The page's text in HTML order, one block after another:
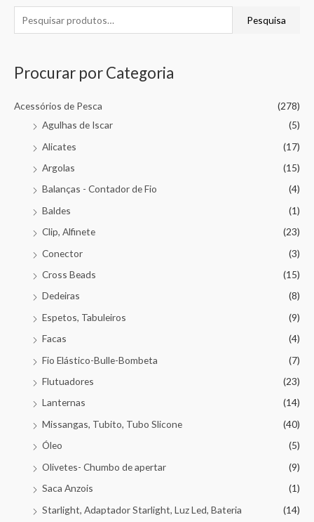
Pesquisa
Procurar por Categoria
Acessórios de Pesca
(278)
Agulhas de Iscar
(5)
Alicates
(17)
Argolas
(15)
Balanças - Contador de Fio
(4)
Baldes
(1)
Clip, Alfinete
(23)
Conector
(3)
Cross Beads
(15)
Dedeiras
(8)
Espetos, Tabuleiros
(9)
Facas
(4)
Fio Elástico-Bulle-Bombeta
(7)
Flutuadores
(23)
Lanternas
(14)
Missangas, Tubito, Tubo Slicone
(40)
Óleo
(5)
Olivetes- Chumbo de apertar
(9)
Saca Anzois
(1)
Starlight, Adaptador Starlight, Luz Led, Bateria
(14)